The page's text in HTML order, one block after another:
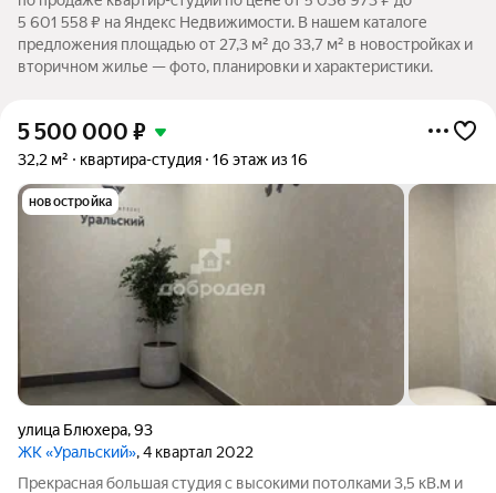
5 601 558 ₽ на Яндекс Недвижимости. В нашем каталоге
предложения площадью от 27,3 м² до 33,7 м² в новостройках и
вторичном жилье — фото, планировки и характеристики.
5 500 000 ₽
32,2 м² квартира-студия 16 этаж из 16
новостройка
улица Блюхера,93
ЖК «Уральский», 4 квартал 2022
Прекрасная большая студия с высокими потолками 3,5 кВ.м и